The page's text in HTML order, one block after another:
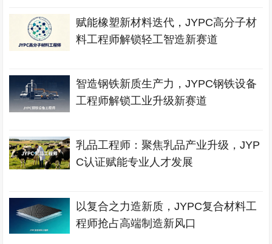
赋能橡塑新材料迭代，JYPC高分子材
料工程师解锁轻工智造新赛道
智造钢铁新质生产力，JYPC钢铁设备
工程师解锁工业升级新赛道
乳品工程师：聚焦乳品产业升级，JYP
C认证赋能专业人才发展
以复合之力造新质，JYPC复合材料工
程师抢占高端制造新风口